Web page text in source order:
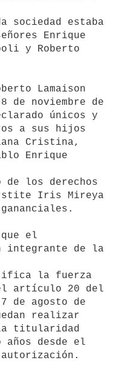
estaba
Enrique
y Roberto
Lamaison
noviembre de
únicos y
a sus hijos
Cristina,
Enrique
los derechos
Iris Mireya
integrante de la
la fuerza
artículo 20 del
de agosto de
realizar
titularidad
desde el